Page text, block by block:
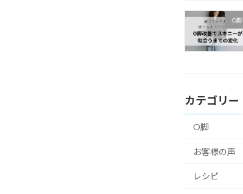
O脚
カテゴリー
O脚
お客様の声
レシピ